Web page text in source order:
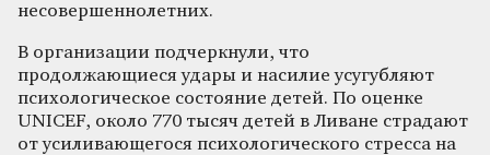
несовершеннолетних.
В организации подчеркнули, что
продолжающиеся удары и насилие усугубляют
психологическое состояние детей. По оценке
UNICEF, около 770 тысяч детей в Ливане страдают
от усиливающегося психологического стресса на